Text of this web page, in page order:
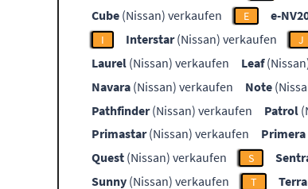
Cube (Nissan) verkaufen E e-
I Interstar(Nissan) verkaufen J
Laurel (Nissan) verkaufen Leaf
Navara (Nissan) verkaufen Note
Pathfinder(Nissan) verkaufen Patrol
Primastar(Nissan) verkaufen Primera
Quest (Nissan) verkaufen S
Sunny (Nissan) verkaufen T